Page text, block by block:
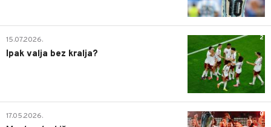
2
15.07.2026.
Ipak valja bez kralja?
0
17.05.2026.